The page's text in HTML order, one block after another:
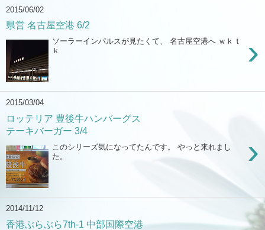
2015/06/02
県営 名古屋空港 6/2
›
ソーラーインパルスが見たくて、 名古屋空港へ ｗｋｔ
ｋ
2015/03/04
ロッテリア 豊後牛ハンバーグス
テーキバーガー 3/4
›
このシリーズ気になってたんです。 やっと来れまし
た。
2014/11/12
香港ぶらぶら7th-1 中部国際空港